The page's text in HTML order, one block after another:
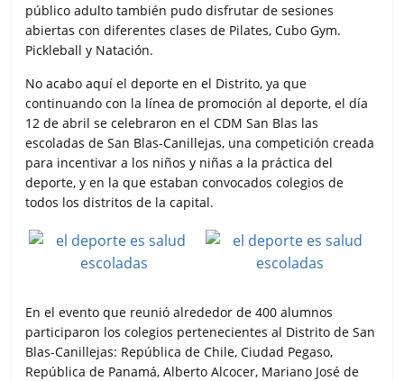
público adulto también pudo disfrutar de sesiones
abiertas con diferentes clases de Pilates, Cubo Gym.
Pickleball y Natación.
No acabo aquí el deporte en el Distrito, ya que
continuando con la línea de promoción al deporte, el día
12 de abril se celebraron en el CDM San Blas las
escoladas de San Blas-Canillejas, una competición creada
para incentivar a los niños y niñas a la práctica del
deporte, y en la que estaban convocados colegios de
todos los distritos de la capital.
En el evento que reunió alrededor de 400 alumnos
participaron los colegios pertenecientes al Distrito de San
Blas-Canillejas: República de Chile, Ciudad Pegaso,
República de Panamá, Alberto Alcocer, Mariano José de